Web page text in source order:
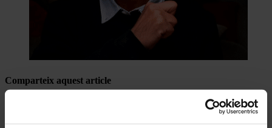
Comparteix aquest article